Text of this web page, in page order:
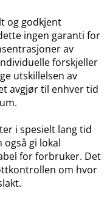
og godkjent
ingen garanti for
av
forskjeller
utskillelsen av
avgjør til enhver tid
i spesielt lang tid
også gi lokal
for forbruker. Det
om hvor